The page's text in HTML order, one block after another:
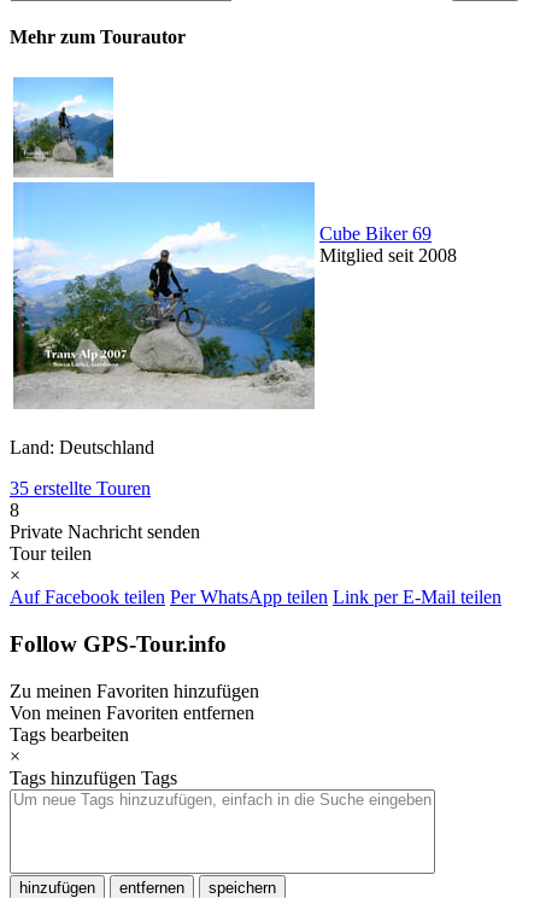
Mehr zum Tourautor
Cube Biker 69
Mitglied seit 2008
Land: Deutschland
35 erstellte Touren
8
Private Nachricht senden
Tour teilen
×
Auf Facebook teilen Per WhatsApp teilen Link per E-Mail teilen
Follow GPS-Tour.info
Zu meinen Favoriten hinzufügen
Von meinen Favoriten entfernen
Tags bearbeiten
×
Tags hinzufügen Tags
hinzufügen entfernen speichern